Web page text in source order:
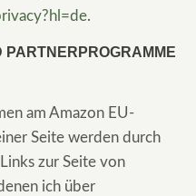
.
am Amazon EU-
Seite werden durch
zur Seite von
ich über